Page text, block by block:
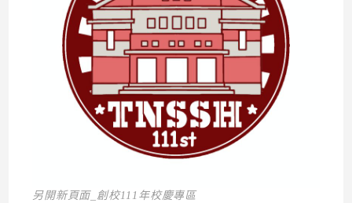
另開新頁面_創校111年校慶專區